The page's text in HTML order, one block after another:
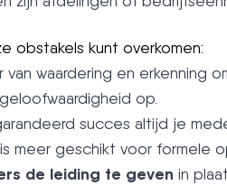
obstakels kunt overkomen:
waardering en erkenning
op.
succes altijd je
meer geschikt voor formele
de leiding te geven in